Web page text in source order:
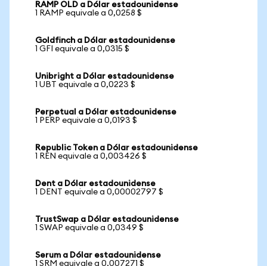
RAMP OLD a Dólar estadounidense
1 RAMP equivale a 0,0258 $
Goldfinch a Dólar estadounidense
1 GFI equivale a 0,0315 $
Unibright a Dólar estadounidense
1 UBT equivale a 0,0223 $
Perpetual a Dólar estadounidense
1 PERP equivale a 0,0193 $
Republic Token a Dólar estadounidense
1 REN equivale a 0,003426 $
Dent a Dólar estadounidense
1 DENT equivale a 0,00002797 $
TrustSwap a Dólar estadounidense
1 SWAP equivale a 0,0349 $
Serum a Dólar estadounidense
1 SRM equivale a 0,007271 $